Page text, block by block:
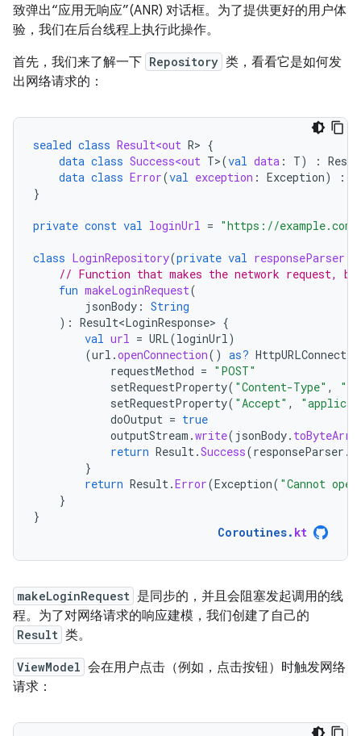
致弹出“应用无响应”(ANR) 对话框。为了提供更好的用户体
验，我们在后台线程上执行此操作。
首先，我们来了解一下 Repository 类，看看它是如何发
出网络请求的：
sealed class Result<out R> {
data class Success<out T>(val data : T) :
data class Error(val exception : Exception) :
}
private const val loginUrl = "https://
class LoginRepository(private val responseParser
// Function that makes the network request,
fun makeLoginRequest(
jsonBody : String
): Result<LoginResponse> {
val url = URL(loginUrl)
(url .openConnection() as?
requestMethod = "POST"
setRequestProperty( "Content-Type" ,
setRequestProperty( "Accept" ,
doOutput = true
outputStream .write( jsonBody.
return Result.Success(responseParser .
}
return Result.Error(Exception( "Cannot
}
}
Coroutines. kt
makeLoginRequest 是同步的，并且会阻塞发起调用的线
程。为了对网络请求的响应建模，我们创建了自己的
Result 类。
ViewModel 会在用户点击（例如，点击按钮）时触发网络
请求：